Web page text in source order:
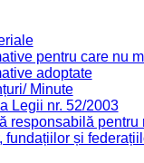
pentru care nu
adoptate
Minute
Legii nr. 52/2003
responsabilă
fundațiilor și